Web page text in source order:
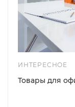
ИНТЕРЕСНОЕ
Товары для